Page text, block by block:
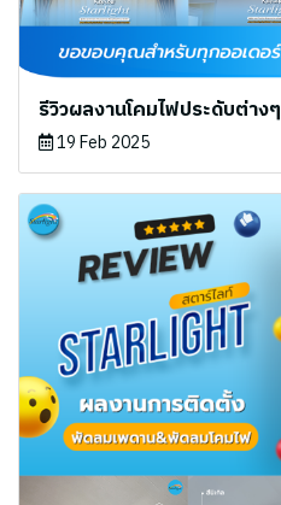
รีวิวผลงานโคมไฟประดับต่างๆ
19 Feb 2025